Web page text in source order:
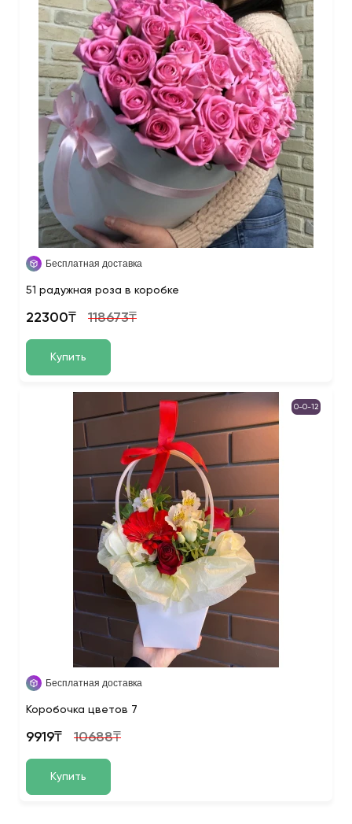
Бесплатная доставка
51 радужная роза в коробке
22300₸ 118673₸
Купить
0-0-12
Бесплатная доставка
Коробочка цветов 7
9919₸ 10688₸
Купить